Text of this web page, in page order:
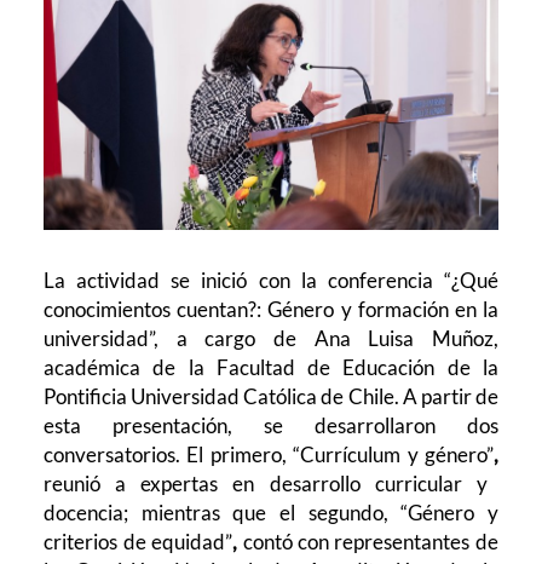
La actividad se inició con la conferencia “¿Qué
conocimientos cuentan?: Género y formación en la
universidad”, a cargo de Ana Luisa Muñoz,
académica de la Facultad de Educación de la
Pontificia Universidad Católica de Chile. A partir de
esta presentación, se desarrollaron dos
conversatorios. El primero, “Currículum y género”,
reunió a expertas en desarrollo curricular y
docencia; mientras que el segundo, “Género y
criterios de equidad”, contó con representantes de